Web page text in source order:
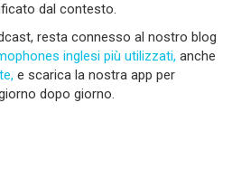
dal contesto.
resta connesso al nostro blog
inglesi più utilizzati, anche
e scarica la nostra app per
dopo giorno.